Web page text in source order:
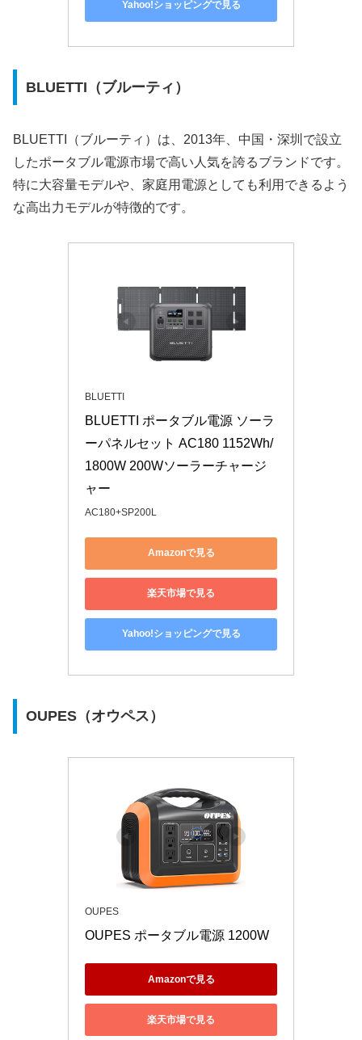
Yahoo!ショッピングで見る
BLUETTI（ブルーティ）
BLUETTI（ブルーティ）は、2013年、中国・深圳で設立
したポータブル電源市場で高い人気を誇るブランドです。
特に大容量モデルや、家庭用電源としても利用できるよう
な高出力モデルが特徴的です。
BLUETTI
BLUETTI ポータブル電源 ソーラ
ーパネルセット AC180 1152Wh/
1800W 200Wソーラーチャージ
ャー
AC180+SP200L
Amazonで見る
楽天市場で見る
Yahoo!ショッピングで見る
OUPES（オウペス）
OUPES
OUPES ポータブル電源 1200W
Amazonで見る
楽天市場で見る